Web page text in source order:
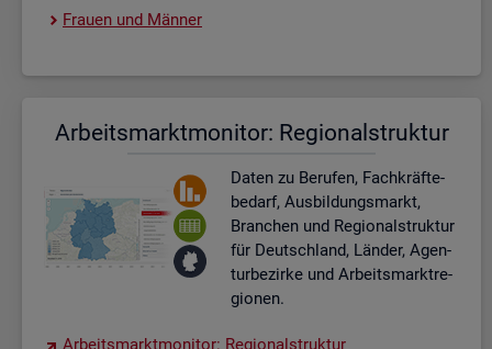
Frau­en und Män­ner
Ar­beits­markt­mo­ni­tor: Re­gio­nal­struk­tur
Daten zu Be­ru­fen, Fach­kräf­te­
be­darf, Aus­bil­dungs­markt,
Bran­chen und Re­gio­nal­struk­tur
für Deutsch­land, Län­der, Agen­
tur­be­zir­ke und Ar­beits­markt­re­
gio­nen.
Ar­beits­markt­mo­ni­tor: Re­gio­nal­struk­tur